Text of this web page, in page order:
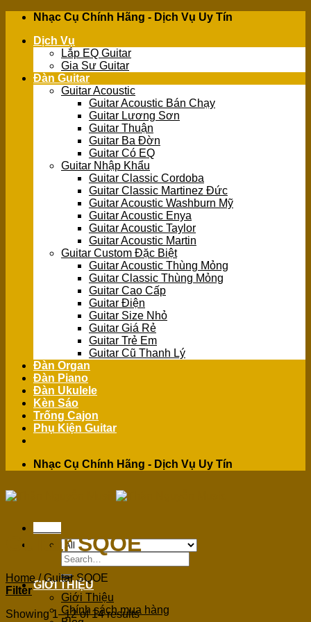
Skip
content
Nhạc Cụ Chính Hãng - Dịch Vụ Uy Tín
Dịch Vụ
Lắp EQ Guitar
Gia Sư Guitar
Đàn Guitar
Guitar Acoustic
Guitar Acoustic Bán Chạy
Guitar Lương Sơn
Guitar Thuận
Guitar Ba Đờn
Guitar Có EQ
Guitar Nhập Khẩu
Guitar Classic Cordoba
Guitar Classic Martinez Đức
Guitar Acoustic Washburn Mỹ
Guitar Acoustic Enya
Guitar Acoustic Taylor
Guitar Acoustic Martin
Guitar Custom Đặc Biệt
Guitar Acoustic Thùng Mỏng
Guitar Classic Thùng Mỏng
Guitar Cao Cấp
Guitar Điện
Guitar Size Nhỏ
Guitar Giá Rẻ
Guitar Trẻ Em
Guitar Cũ Thanh Lý
Đàn Organ
Đàn Piano
Đàn Ukulele
Kèn Sáo
Trống Cajon
Phụ Kiện Guitar
Nhạc Cụ Chính Hãng - Dịch Vụ Uy Tín
Search
for:
GIỚI THIỆU
Giới Thiệu
Chính sách mua hàng
Guitar SQOE
Home /Guitar SQOE
Filter
Showing 1–12 of 14 results